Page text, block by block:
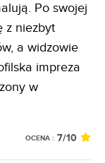
Po swojej
z niezbyt
a widzowie
impreza
w
OCENA : 7/10